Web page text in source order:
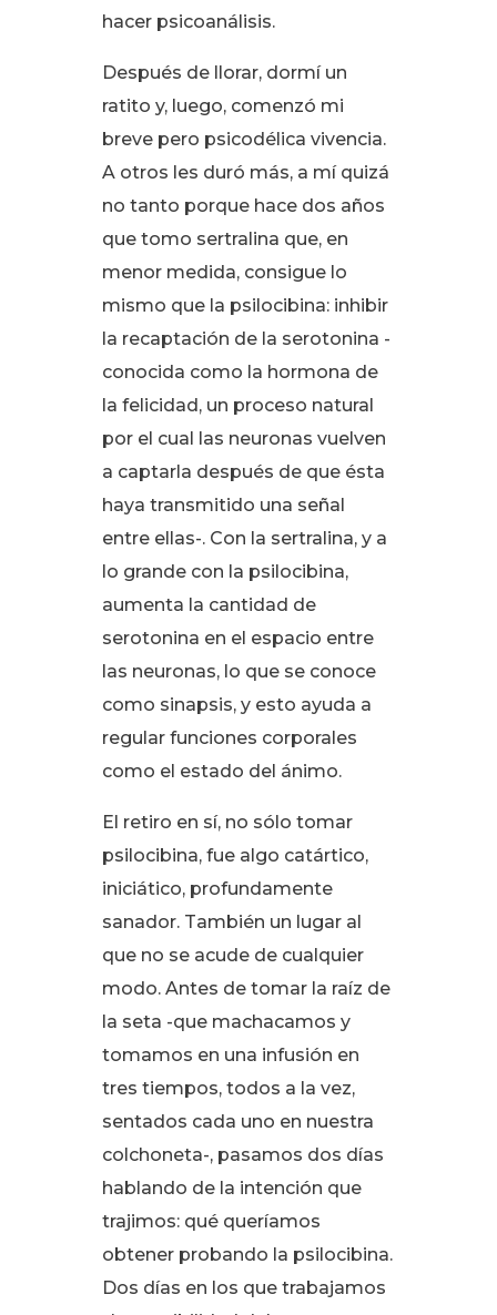
hacer psicoanálisis.
Después de llorar, dormí un
ratito y, luego, comenzó mi
breve pero psicodélica vivencia.
A otros les duró más, a mí quizá
no tanto porque hace dos años
que tomo sertralina que, en
menor medida, consigue lo
mismo que la psilocibina: inhibir
la recaptación de la serotonina -
conocida como la hormona de
la felicidad, un proceso natural
por el cual las neuronas vuelven
a captarla después de que ésta
haya transmitido una señal
entre ellas-. Con la sertralina, y a
lo grande con la psilocibina,
aumenta la cantidad de
serotonina en el espacio entre
las neuronas, lo que se conoce
como sinapsis, y esto ayuda a
regular funciones corporales
como el estado del ánimo.
El retiro en sí, no sólo tomar
psilocibina, fue algo catártico,
iniciático, profundamente
sanador. También un lugar al
que no se acude de cualquier
modo. Antes de tomar la raíz de
la seta -que machacamos y
tomamos en una infusión en
tres tiempos, todos a la vez,
sentados cada uno en nuestra
colchoneta-, pasamos dos días
hablando de la intención que
trajimos: qué queríamos
obtener probando la psilocibina.
Dos días en los que trabajamos